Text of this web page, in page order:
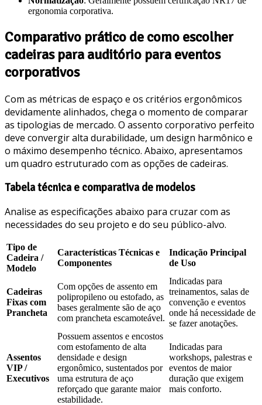
ergonomia corporativa.
Comparativo prático de como escolher
cadeiras para auditório para eventos
corporativos
Com as métricas de espaço e os critérios ergonômicos
devidamente alinhados, chega o momento de comparar
as tipologias de mercado. O assento corporativo perfeito
deve convergir alta durabilidade, um design harmônico e
o máximo desempenho técnico. Abaixo, apresentamos
um quadro estruturado com as opções de cadeiras.
Tabela técnica e comparativa de modelos
Analise as especificações abaixo para cruzar com as
necessidades do seu projeto e do seu público-alvo.
Tipo de
Cadeira /
Modelo
Características Técnicas e
Componentes
Indicação Principal
de Uso
Cadeiras
Fixas com
Prancheta
Com opções de assento em
polipropileno ou estofado, as
bases geralmente são de aço
com prancheta escamoteável.
Indicadas para
treinamentos, salas de
convenção e eventos
onde há necessidade de
se fazer anotações.
Assentos
VIP /
Executivos
Possuem assentos e encostos
com estofamento de alta
densidade e design
ergonômico, sustentados por
uma estrutura de aço
reforçado que garante maior
estabilidade.
Indicadas para
workshops, palestras e
eventos de maior
duração que exigem
mais conforto.